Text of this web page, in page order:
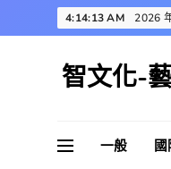
to
4:14:14 AM 2026
智文化-
一般